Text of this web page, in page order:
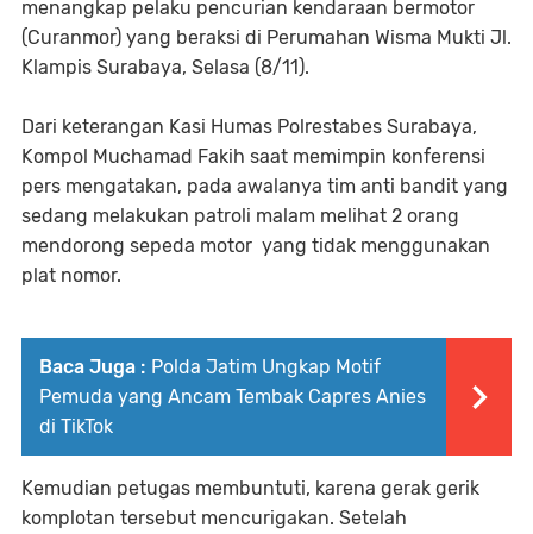
menangkap pelaku pencurian kendaraan bermotor
(Curanmor) yang beraksi di Perumahan Wisma Mukti Jl.
Klampis Surabaya, Selasa (8/11).
Dari keterangan Kasi Humas Polrestabes Surabaya,
Kompol Muchamad Fakih saat memimpin konferensi
pers mengatakan, pada awalanya tim anti bandit yang
sedang melakukan patroli malam melihat 2 orang
mendorong sepeda motor yang tidak menggunakan
plat nomor.
Baca Juga : Polda Jatim Ungkap Motif
Pemuda yang Ancam Tembak Capres Anies
di TikTok
Kemudian petugas membuntuti, karena gerak gerik
komplotan tersebut mencurigakan. Setelah